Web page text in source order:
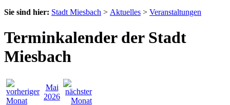
Sie sind hier: Stadt Miesbach > Aktuelles > Veranstaltungen
Terminkalender der Stadt
Miesbach
Mai
2026